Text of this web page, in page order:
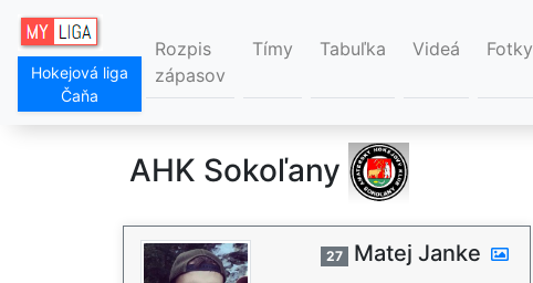
Hokejová liga
Čaňa
Rozpis
zápasov
Tímy Tabuľka Videá Fotky
AHK Sokoľany
27 Matej Janke